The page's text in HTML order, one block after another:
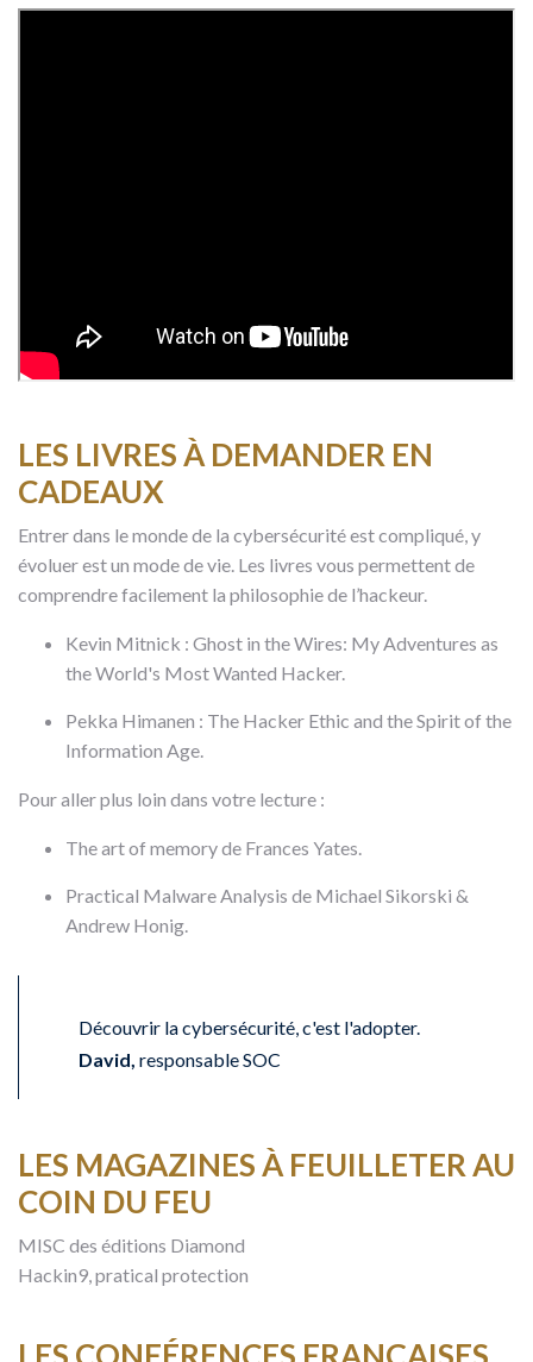
LES LIVRES À DEMANDER EN
CADEAUX
Entrer dans le monde de la cybersécurité est compliqué, y
évoluer est un mode de vie. Les livres vous permettent de
comprendre facilement la philosophie de l’hackeur.
Kevin Mitnick : Ghost in the Wires: My Adventures as
the World's Most Wanted Hacker.
Pekka Himanen : The Hacker Ethic and the Spirit of the
Information Age.
Pour aller plus loin dans votre lecture :
The art of memory de Frances Yates.
Practical Malware Analysis de Michael Sikorski &
Andrew Honig.
Découvrir la cybersécurité, c'est l'adopter.
David, responsable SOC
LES MAGAZINES À FEUILLETER AU
COIN DU FEU
MISC des éditions Diamond
Hackin9, pratical protection